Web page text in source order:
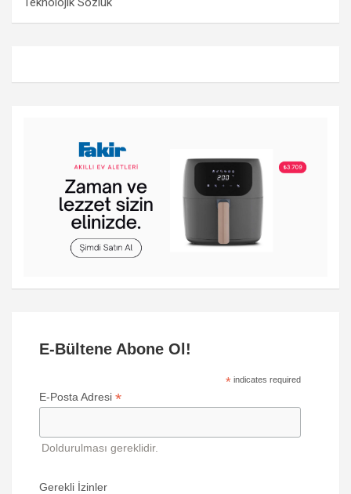
E-Bültene Abone Ol!
* indicates required
E-Posta Adresi *
Doldurulması gereklidir.
Gerekli İzinler